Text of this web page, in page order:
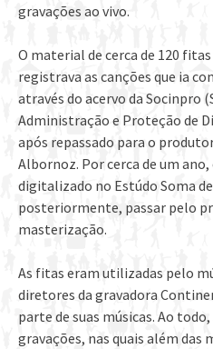
gravações ao vivo.
O material de cerca de 120
registrava as canções que ia
através do acervo da Socinpro
Administração e Proteção de
após repassado para o
Albornoz. Por cerca de um
digitalizado no Estúdo Soma
posteriormente, passar pelo
masterização.
As fitas eram utilizadas pelo
diretores da gravadora
parte de suas músicas. Ao
gravações, nas quais além das